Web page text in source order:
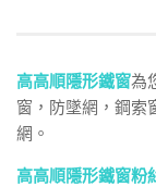
高高順隱形鐵窗為
窗，防墜網，鋼索
網。
高高順隱形鐵窗粉